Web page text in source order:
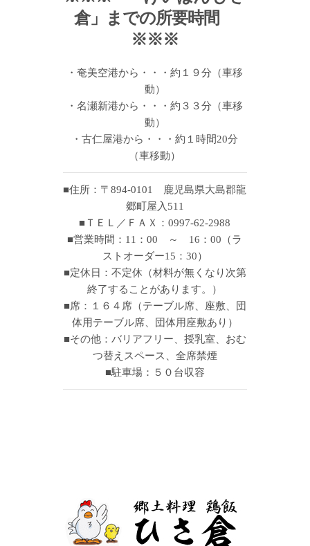
倉」までの所要時間
※※※
・奄美空港から・・・約１９分（車移
動）
・名瀬新港から・・・約３３分（車移
動）
・古仁屋港から・・・約１時間20分
（車移動）
■住所：〒894-0101 鹿児島県大島郡龍
郷町屋入511
■ＴＥＬ／ＦＡＸ：0997-62-2988
■営業時間：11：00 ～ 16：00（ラ
ストオーダー15：30）
■定休日：不定休（材料が無くなり次第
終了することがあります。）
■席：１６４席（テーブル席、座敷、団
体用テーブル席、団体用座敷あり）
■その他：バリアフリー、授乳室、おむ
つ替えスペース、全席禁煙
■駐車場：５０台収容